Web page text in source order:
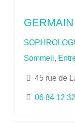
Sommeil,
45 rue de
06 84 12